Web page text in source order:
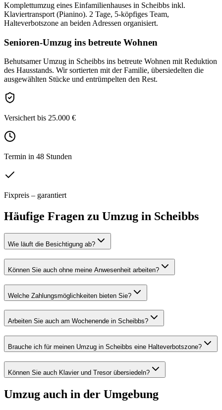
Komplettumzug eines Einfamilienhauses in Scheibbs inkl.
Klaviertransport (Pianino). 2 Tage, 5-köpfiges Team,
Halteverbotszone an beiden Adressen organisiert.
Senioren-Umzug ins betreute Wohnen
Behutsamer Umzug in Scheibbs ins betreute Wohnen mit Reduktion
des Hausstands. Wir sortierten mit der Familie, übersiedelten die
ausgewählten Stücke und entrümpelten den Rest.
Versichert bis 25.000 €
Termin in 48 Stunden
Fixpreis – garantiert
Häufige Fragen zu Umzug in Scheibbs
Wie läuft die Besichtigung ab?
Können Sie auch ohne meine Anwesenheit arbeiten?
Welche Zahlungsmöglichkeiten bieten Sie?
Arbeiten Sie auch am Wochenende in Scheibbs?
Brauche ich für meinen Umzug in Scheibbs eine Halteverbotszone?
Können Sie auch Klavier und Tresor übersiedeln?
Umzug auch in der Umgebung